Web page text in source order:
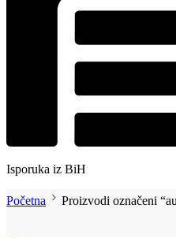
Isporuka iz BiH
Početna Proizvodi označeni